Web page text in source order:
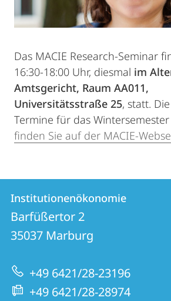
Das MACIE Research-Seminar
16:30-18:00 Uhr, diesmal im
Amtsgericht, Raum AA011,
Universitätsstraße 25, statt.
Termine für das
finden Sie auf der MACIE-
Kontakt
und
Informationen
zur
Website
Kontaktinformationen
Institutionenökonomie
Institutionenökonomie
Barfüßertor 2
35037 Marburg
+49 6421/28-23196
+49 6421/28-28974